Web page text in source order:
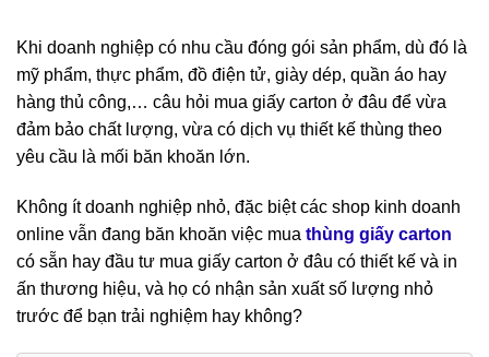
Khi doanh nghiệp có nhu cầu đóng gói sản phẩm, dù đó là
mỹ phẩm, thực phẩm, đồ điện tử, giày dép, quần áo hay
hàng thủ công,… câu hỏi mua giấy carton ở đâu để vừa
đảm bảo chất lượng, vừa có dịch vụ thiết kế thùng theo
yêu cầu là mối băn khoăn lớn.
Không ít doanh nghiệp nhỏ, đặc biệt các shop kinh doanh
online vẫn đang băn khoăn việc mua thùng giấy carton
có sẵn hay đầu tư mua giấy carton ở đâu có thiết kế và in
ấn thương hiệu, và họ có nhận sản xuất số lượng nhỏ
trước để bạn trải nghiệm hay không?